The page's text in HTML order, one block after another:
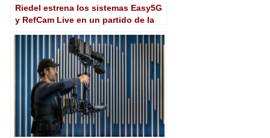
Riedel estrena los sistemas Easy5G
y RefCam Live en un partido de la